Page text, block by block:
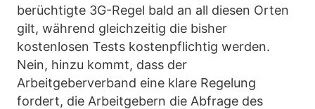
berüchtigte 3G-Regel bald an all diesen Orten
gilt, während gleichzeitig die bisher
kostenlosen Tests kostenpflichtig werden.
Nein, hinzu kommt, dass der
Arbeitgeberverband eine klare Regelung
fordert, die Arbeitgebern die Abfrage des